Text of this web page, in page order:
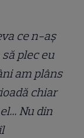
ce n-aș
plec eu
am plâns
chiar
Nu din